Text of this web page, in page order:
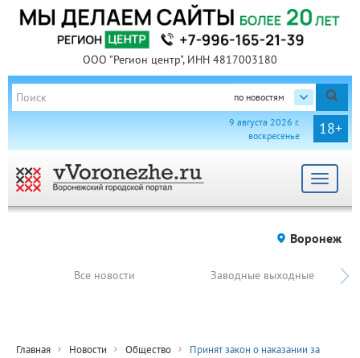
ООО "Регион центр", ИНН 4817003180
по новостям
18+
9 августа 2026 г.
воскресенье
Toggle
Воронеж
Все новости Заводные выходные
Главная Новости Общество
Принят закон о наказании за